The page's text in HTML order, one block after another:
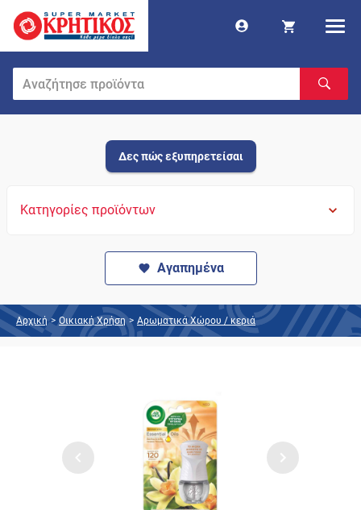
Δες πώς εξυπηρετείσαι
Κατηγορίες προϊόντων
Αγαπημένα
Αρχική > Οικιακή Χρήση > Αρωματικά Χώρου / κεριά